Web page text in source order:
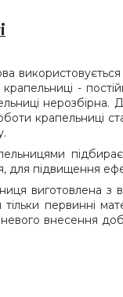
крапельниці -
крапельниці
для підвищення
виготовлена з
тільки первинні
внесення